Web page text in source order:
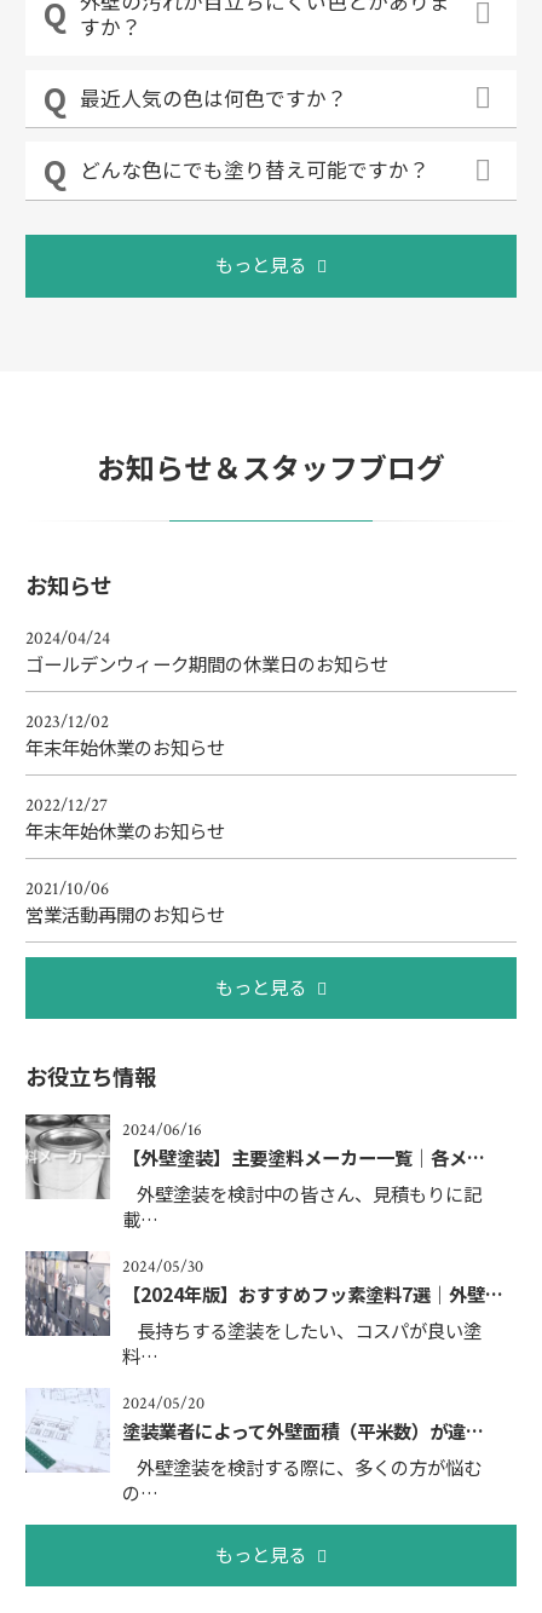
すか？
最近人気の色は何色ですか？
どんな色にでも塗り替え可能ですか？
もっと見る
お知らせ＆スタッフブログ
お知らせ
2024/04/24
ゴールデンウィーク期間の休業日のお知らせ
2023/12/02
年末年始休業のお知らせ
2022/12/27
年末年始休業のお知らせ
2021/10/06
営業活動再開のお知らせ
もっと見る
お役立ち情報
2024/06/16
【外壁塗装】主要塗料メーカー一覧｜各メ…
外壁塗装を検討中の皆さん、見積もりに記
載…
2024/05/30
【2024年版】おすすめフッ素塗料7選｜外壁…
長持ちする塗装をしたい、コスパが良い塗
料…
2024/05/20
塗装業者によって外壁面積（平米数）が違…
外壁塗装を検討する際に、多くの方が悩む
の…
もっと見る